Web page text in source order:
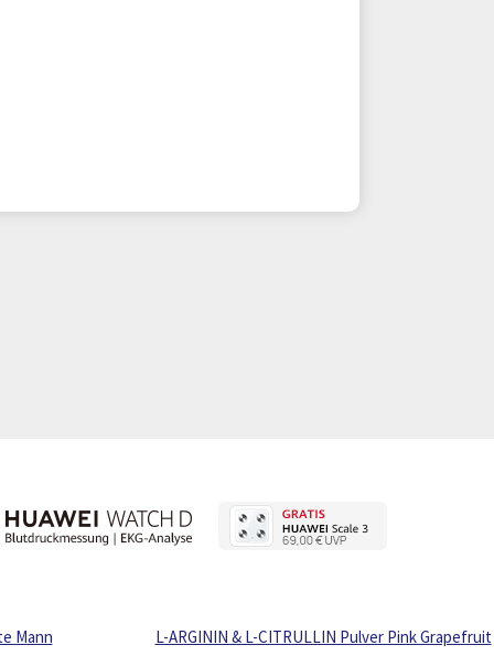
Mann
L-ARGININ & L-CITRULLIN Pulver Pink Grapefruit